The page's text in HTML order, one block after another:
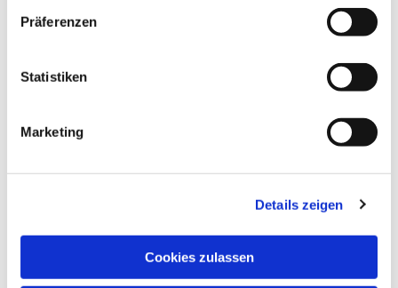
Präferenzen
Statistiken
Marketing
Details zeigen
Cookies zulassen
Dies könnte Sie auch